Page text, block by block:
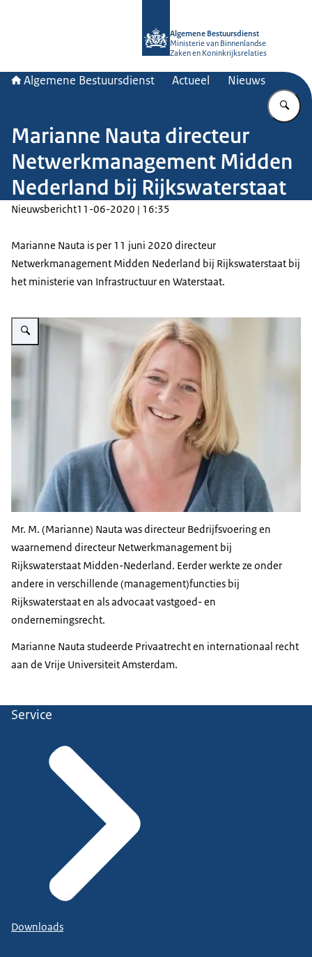
Algemene Bestuursdienst
Ministerie van Binnenlandse
Zaken en Koninkrijksrelaties
Algemene Bestuursdienst Actueel Nieuws
Marianne Nauta directeur
Netwerkmanagement Midden
Nederland bij Rijkswaterstaat
Nieuwsbericht11-06-2020 | 16:35
Marianne Nauta is per 11 juni 2020 directeur
Netwerkmanagement Midden Nederland bij Rijkswaterstaat bij
het ministerie van Infrastructuur en Waterstaat.
Vergroot afbeelding Marianne Nauta
Mr. M. (Marianne) Nauta was directeur Bedrijfsvoering en
waarnemend directeur Netwerkmanagement bij
Rijkswaterstaat Midden-Nederland. Eerder werkte ze onder
andere in verschillende (management)functies bij
Rijkswaterstaat en als advocaat vastgoed- en
ondernemingsrecht.
Marianne Nauta studeerde Privaatrecht en internationaal recht
aan de Vrije Universiteit Amsterdam.
Service
Downloads